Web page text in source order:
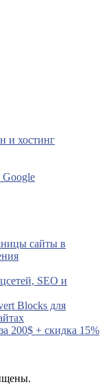
и хостинг
Google
сайты в
SEO и
Blocks для
200$ + скидка 15%